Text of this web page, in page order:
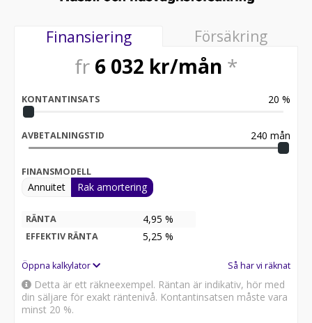
Finansiering Försäkring
fr 6 032 kr/mån *
KONTANTINSATS 20 %
AVBETALNINGSTID 240 mån
FINANSMODELL
Annuitet Rak amortering
RÄNTA 4,95 %
EFFEKTIV RÄNTA 5,25 %
Öppna kalkylator Så har vi räknat
Detta är ett räkneexempel. Räntan är indikativ, hör med
din säljare för exakt räntenivå. Kontantinsatsen måste vara
minst 20 %.